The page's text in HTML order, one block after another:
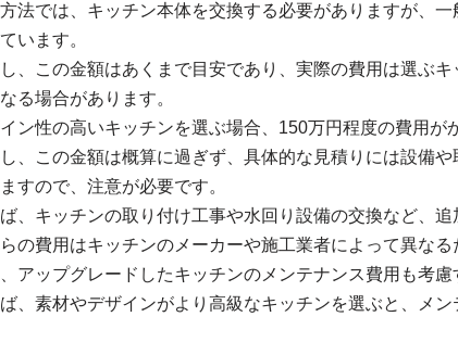
法では、キッチン本体を交換する必要がありますが、
います。
、この金額はあくまで目安であり、実際の費用は選ぶ
る場合があります。
ン性の高いキッチンを選ぶ場合、150万円程度の費用が
、この金額は概算に過ぎず、具体的な見積りには設備
すので、注意が必要です。
、キッチンの取り付け工事や水回り設備の交換など、追
の費用はキッチンのメーカーや施工業者によって異なる
アップグレードしたキッチンのメンテナンス費用も考慮
、素材やデザインがより高級なキッチンを選ぶと、メ